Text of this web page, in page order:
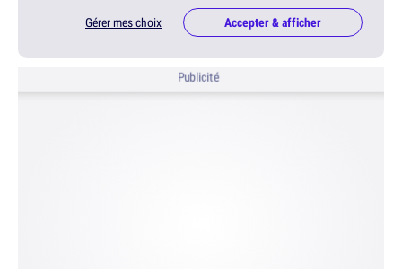
Gérer mes choix Accepter & afficher
Publicité